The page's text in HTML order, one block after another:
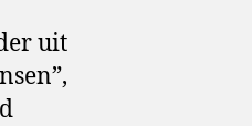
uit